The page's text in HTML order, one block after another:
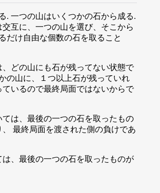
. 一つの山はいくつかの石から成る.
交互に、一つの山を選び、そこから
だけ自由な個数の石を取ること
、どの山にも石が残ってない状態で
の山に、１つ以上石が残っていれ
ているので最終局面ではないからで
ては、最後の一つの石を取ったもの
、 最終局面を渡された側の負けであ
は、最後の一つの石を取ったものが